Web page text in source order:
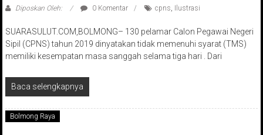
Diposkan Oleh: 0 Komentar cpns, Ilustrasi
SUARASULUT.COM,BOLMONG– 130 pelamar Calon Pegawai Negeri
Sipil (CPNS) tahun 2019 dinyatakan tidak memenuhi syarat (TMS)
memiliki kesempatan masa sanggah selama tiga hari . Dari
Baca selengkapnya
Bolmong Raya